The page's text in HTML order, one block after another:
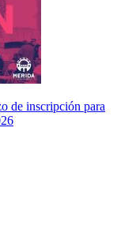
de inscripción para